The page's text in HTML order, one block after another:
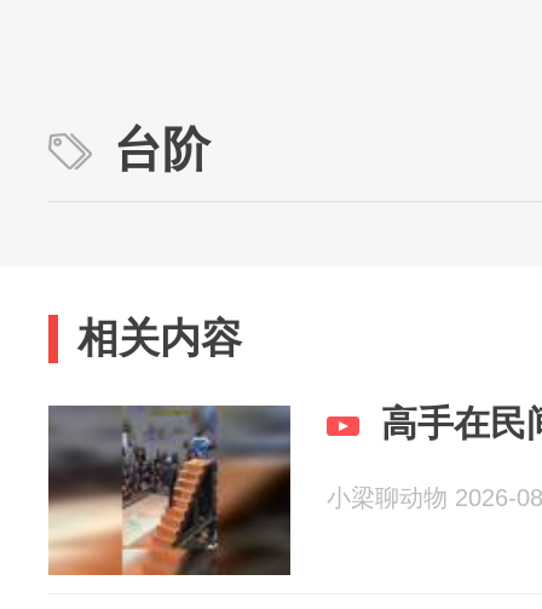
台阶
相关内容
高手在民
小梁聊动物 2026-